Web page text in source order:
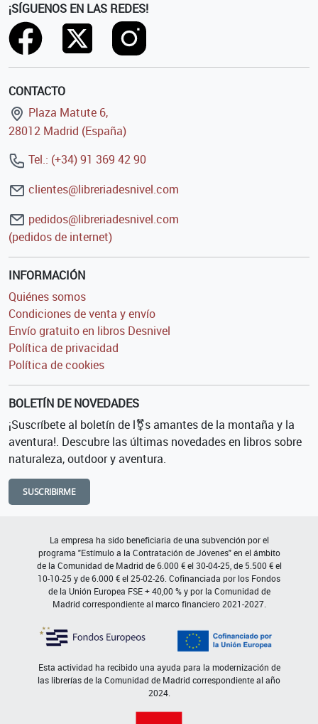
¡SÍGUENOS EN LAS REDES!
CONTACTO
Plaza Matute 6,
28012 Madrid (España)
Tel.: (+34) 91 369 42 90
clientes@libreriadesnivel.com
pedidos@libreriadesnivel.com
(pedidos de internet)
INFORMACIÓN
Quiénes somos
Condiciones de venta y envío
Envío gratuito en libros Desnivel
Política de privacidad
Política de cookies
BOLETÍN DE NOVEDADES
¡Suscríbete al boletín de l⚧s amantes de la montaña y la
aventura!. Descubre las últimas novedades en libros sobre
naturaleza, outdoor y aventura.
SUSCRIBIRME
La empresa ha sido beneficiaria de una subvención por el
programa "Estímulo a la Contratación de Jóvenes" en el ámbito
de la Comunidad de Madrid de 6.000 € el 30-04-25, de 5.500 € el
10-10-25 y de 6.000 € el 25-02-26. Cofinanciada por los Fondos
de la Unión Europea FSE + 40,00 % y por la Comunidad de
Madrid correspondiente al marco financiero 2021-2027.
Esta actividad ha recibido una ayuda para la modernización de
las librerías de la Comunidad de Madrid correspondiente al año
2024.